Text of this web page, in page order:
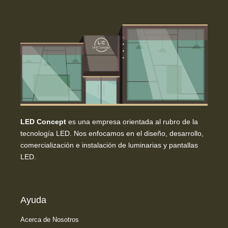
LED Concept es una empresa orientada al rubro de la
tecnología LED. Nos enfocamos en el diseño, desarrollo,
comercialización e instalación de luminarias y pantallas
LED.
Ayuda
Acerca de Nosotros